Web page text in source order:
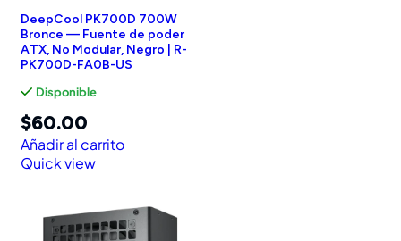
DeepCool PK700D 700W
Bronce — Fuente de poder
ATX, No Modular, Negro | R-
PK700D-FA0B-US
Disponible
$60.00
Añadir al carrito
Quick view